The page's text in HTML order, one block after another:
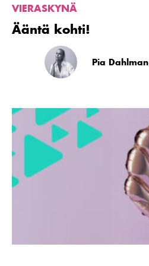
VIERASKYNÄ
Ääntä kohti!
Pia Dahlman
Lue
artikkeli
Miltä
audiomainonta
kuulostaa
mediatoimiston
korvin?